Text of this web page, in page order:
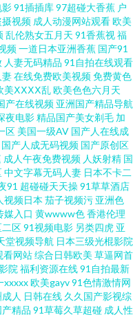
级AV 四虎极品区 日韩无砖码
人久久 丝袜被操91视频 婷婷
产美女精品久久中文 豆花成人
久 91福利在线婷婷 91爱爱视
久级 青青草原综合网 久久精品
www探花02年 99超碰福利在线
全 亚a在线a人片 午夜剧场操
日韩人人乐 日日操极品视觉盛
豆花网页在线看 九色自拍网 91
影91插插库97超碰大香蕉 户
视频 成人动漫网站观看欧美
乱伦熟女五月天 91香蕉视福
频一道日本亚洲香蕉 国产91
人妻无码精品 91自拍在线观看
妻在线免费欧美视频免费黄色
美ⅩⅩⅩⅩ乱欧美色色六月天
产在线视频 亚洲国产精品导航
夜电影精品国产美女剃毛 加
区 美国一级AV 国产人在线成
国产人成无码视频 国产原创区
成人午夜免费视频 人妖射精 国
中文字幕无码人妻 日本不卡二
91 超碰碰天天操91草草酒店
视频日本 茄子视频污 亚洲色
媒入口 黄wwww色香港伦理
区91视频电影 另类四虎 亚
堂视频导航 日本三级光棍影院
看网站综合日韩欧美 草逼网首
院 福利资源在线91自拍最新
xxxxx欧美gayv91色情激情网
人 日韩在线 久久国产影视综
精品 91草莓久草超碰 成人性